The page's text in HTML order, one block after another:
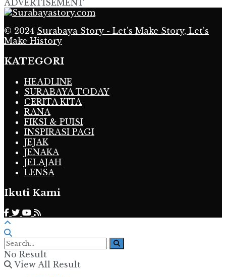
ADVERTISEMENT
© 2024 Surabaya Story - Let's Make Story, Let's
Make History
KATEGORI
HEADLINE
SURABAYA TODAY
CERITA KITA
RANA
FIKSI & PUISI
INSPIRASI PAGI
JEJAK
JENAKA
JELAJAH
LENSA
Ikuti Kami
No Result
View All Result